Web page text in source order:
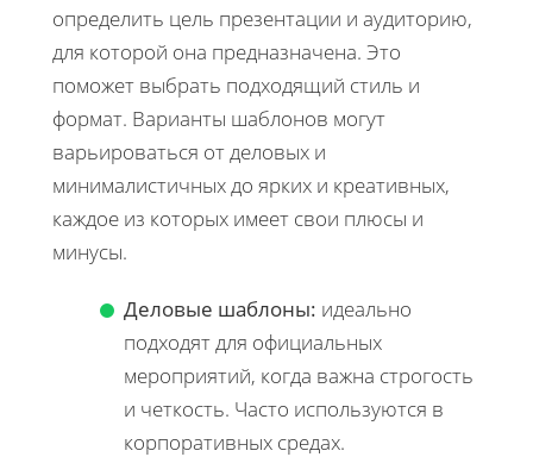
определить цель презентации и аудиторию,
для которой она предназначена. Это
поможет выбрать подходящий стиль и
формат. Варианты шаблонов могут
варьироваться от деловых и
минималистичных до ярких и креативных,
каждое из которых имеет свои плюсы и
минусы.
Деловые шаблоны: идеально
подходят для официальных
мероприятий, когда важна строгость
и четкость. Часто используются в
корпоративных средах.